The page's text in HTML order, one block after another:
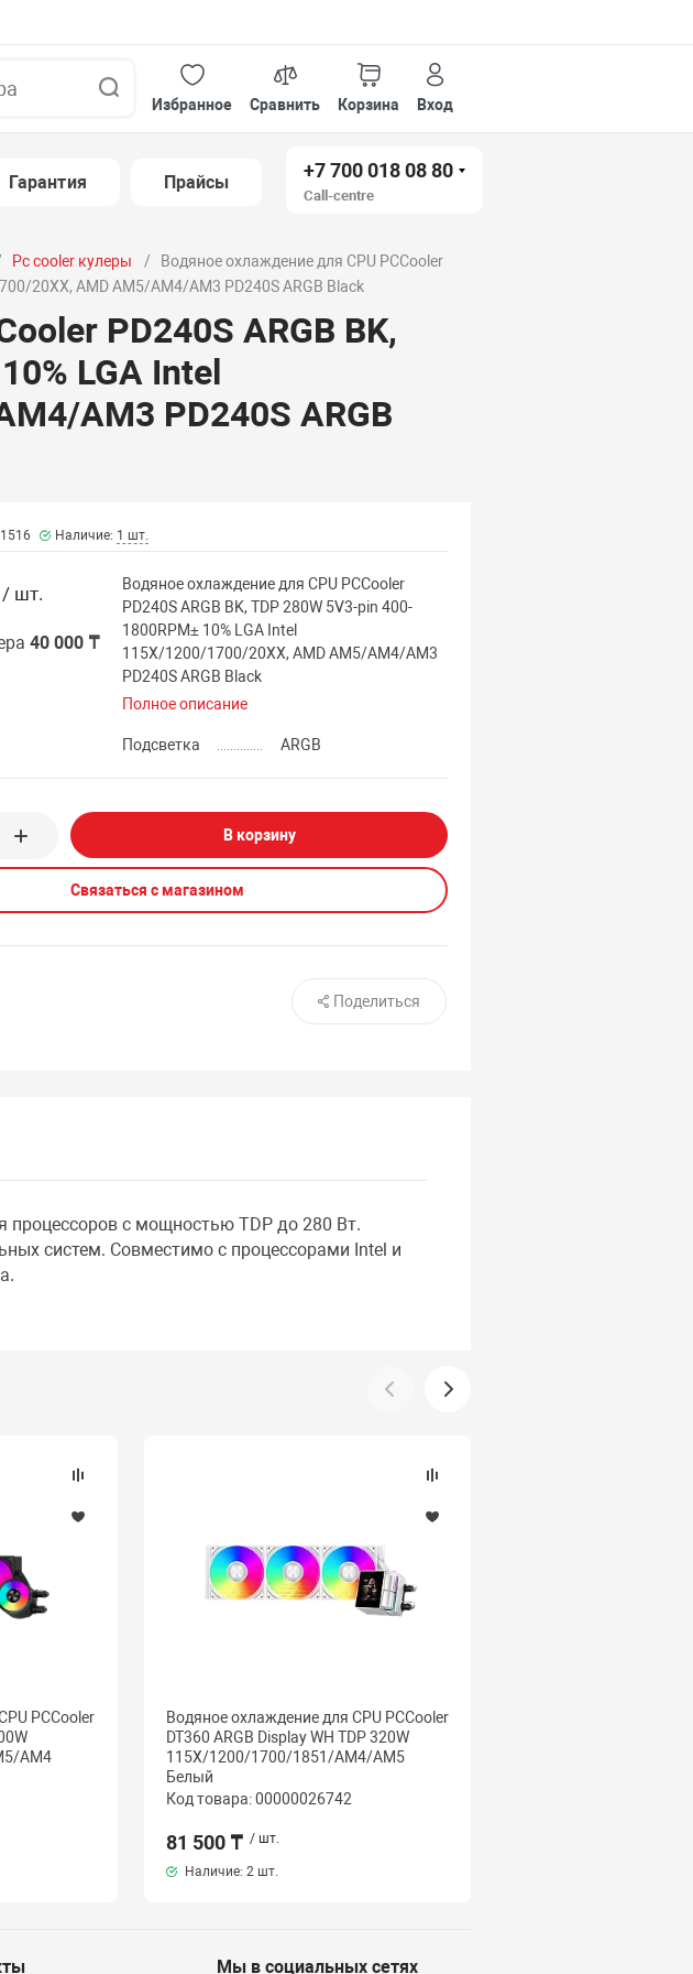
Избранное
Сравнить Корзина Вход
Гарантия Прайсы
+7 700 018 08 80
Call-centre
Pc cooler кулеры
Водяное охлаждение для CPU PCCooler
20XX, AMD AM5/AM4/AM3 PD240S ARGB Black
PD240S ARGB BK,
LGA Intel
AM3 PD240S ARGB
Наличие: 1 шт.
/ шт.
40 000 ₸
Водяное охлаждение для CPU PCCooler
PD240S ARGB BK, TDP 280W 5V3-pin 400-
1800RPM± 10% LGA Intel
115X/1200/1700/20XX, AMD AM5/AM4/AM3
PD240S ARGB Black
Полное описание
Подсветка ARGB
В корзину
Связаться с магазином
Поделиться
процессоров с мощностью TDP до 280 Вт.
систем. Совместимо с процессорами Intel и
PCCooler
AM4
Водяное охлаждение для CPU PCCooler
DT360 ARGB Display WH TDP 320W
115X/1200/1700/1851/AM4/AM5
Белый
Код товара: 00000026742
81 500 ₸ / шт.
Наличие: 2 шт.
Мы в социальных сетях